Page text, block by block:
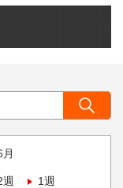
月
週 1週